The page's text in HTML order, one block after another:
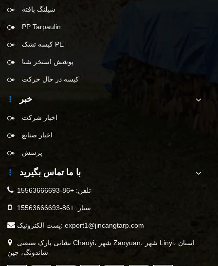
شیلنگ بافته
PP Tarpaulin
کیسه تشک PE
پوشش استخر شنا
کیسه در حال حرکت
خبر
اخبار شرکت
اخبار صنایع
پرسش
با ما تماس بگیرید
تلفن: +86-15563666693
سیار: +86-15563666693
پست الکترونیک: export1@jincangtarp.com
نشانی:پارک صنعتی Chaoyi، شهر Zaoyuan، شهر Linyi، استان
شاندونگ، چین